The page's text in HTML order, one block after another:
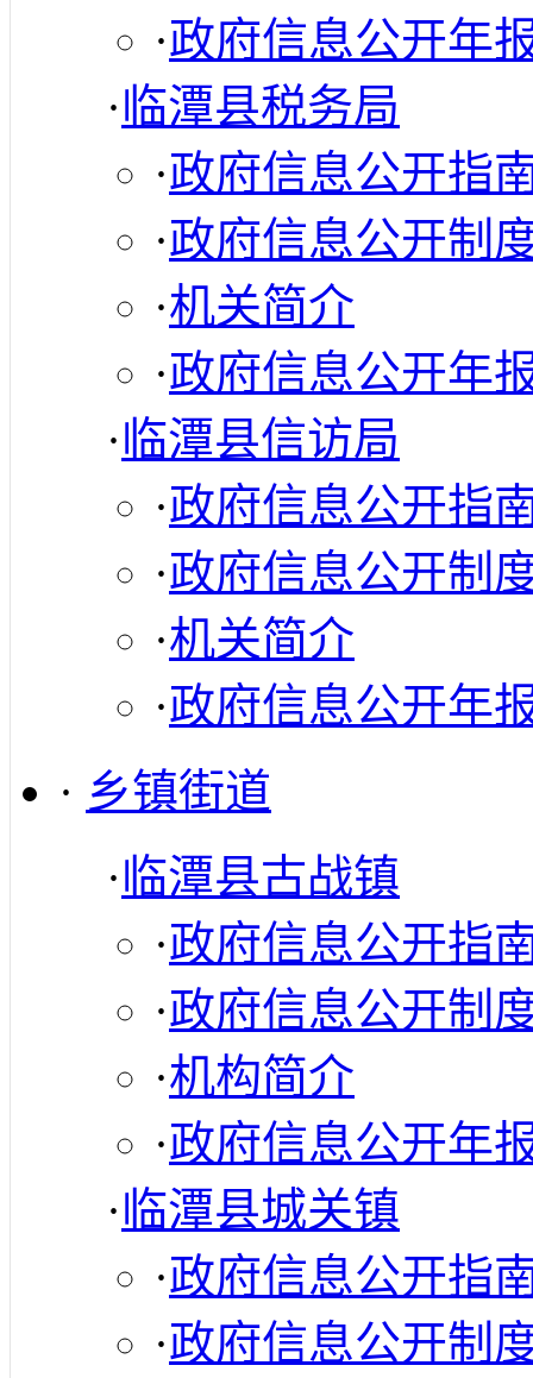
·政府信息公开年
·临潭县税务局
·政府信息公开指
·政府信息公开制
·机关简介
·政府信息公开年
·临潭县信访局
·政府信息公开指
·政府信息公开制
·机关简介
·政府信息公开年
· 乡镇街道
·临潭县古战镇
·政府信息公开指
·政府信息公开制
·机构简介
·政府信息公开年
·临潭县城关镇
·政府信息公开指
·政府信息公开制